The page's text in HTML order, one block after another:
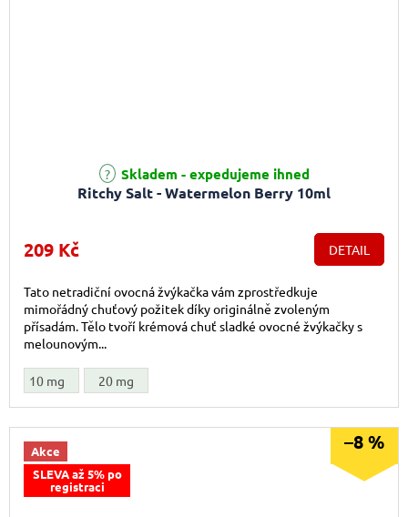
Ritchy Salt - Watermelon Berry 10ml
Skladem - expedujeme ihned
209 Kč DETAIL
Tato netradiční ovocná žvýkačka vám zprostředkuje
mimořádný chuťový požitek díky originálně zvoleným
přísadám. Tělo tvoří krémová chuť sladké ovocné žvýkačky s
melounovým...
10 mg 20 mg
Akce
SLEVA až 5% po
registraci
–8 %